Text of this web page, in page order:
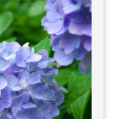
。 鶴岡八幡宮
月は見事だろ
。